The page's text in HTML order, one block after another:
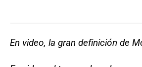
En video, la gran definición de